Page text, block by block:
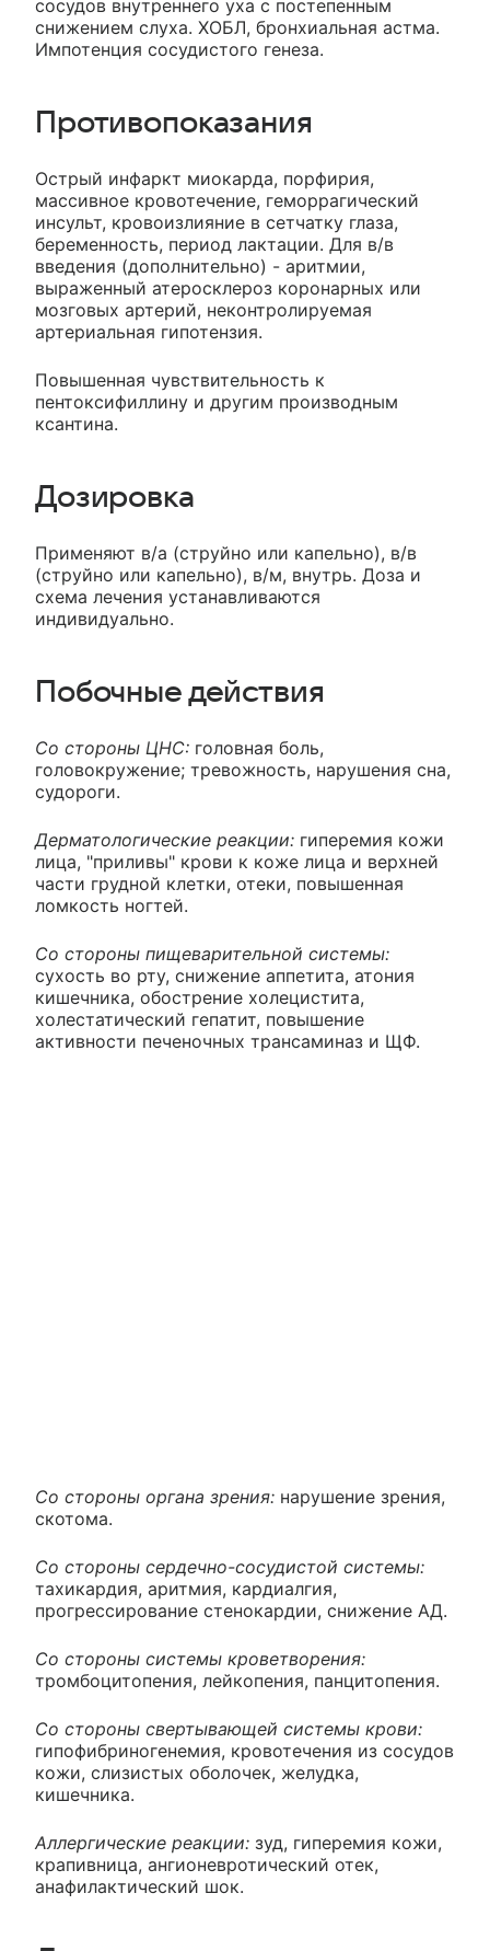
сосудов внутреннего уха с постепенным
снижением слуха. ХОБЛ, бронхиальная астма.
Импотенция сосудистого генеза.
Противопоказания
Острый инфаркт миокарда, порфирия,
массивное кровотечение, геморрагический
инсульт, кровоизлияние в сетчатку глаза,
беременность, период лактации. Для в/в
введения (дополнительно) - аритмии,
выраженный атеросклероз коронарных или
мозговых артерий, неконтролируемая
артериальная гипотензия.
Повышенная чувствительность к
пентоксифиллину и другим производным
ксантина.
Дозировка
Применяют в/а (струйно или капельно), в/в
(струйно или капельно), в/м, внутрь. Доза и
схема лечения устанавливаются
индивидуально.
Побочные действия
Со стороны ЦНС: головная боль,
головокружение; тревожность, нарушения сна,
судороги.
Дерматологические реакции: гиперемия кожи
лица, "приливы" крови к коже лица и верхней
части грудной клетки, отеки, повышенная
ломкость ногтей.
Со стороны пищеварительной системы:
сухость во рту, снижение аппетита, атония
кишечника, обострение холецистита,
холестатический гепатит, повышение
активности печеночных трансаминаз и ЩФ.
Со стороны органа зрения: нарушение зрения,
скотома.
Со стороны сердечно-сосудистой системы:
тахикардия, аритмия, кардиалгия,
прогрессирование стенокардии, снижение АД.
Со стороны системы кроветворения:
тромбоцитопения, лейкопения, панцитопения.
Со стороны свертывающей системы крови:
гипофибриногенемия, кровотечения из сосудов
кожи, слизистых оболочек, желудка,
кишечника.
Аллергические реакции: зуд, гиперемия кожи,
крапивница, ангионевротический отек,
анафилактический шок.